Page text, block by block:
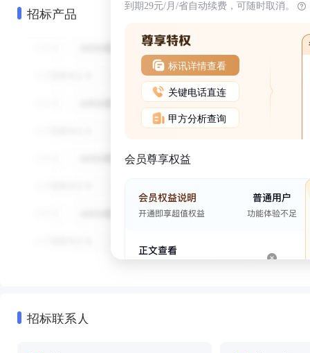
招标产品 到期29元/月/省自动续费，可随时取消。
标讯详情查看
关键电话直连
甲方分析查询
会员尊享权益
招标联系人